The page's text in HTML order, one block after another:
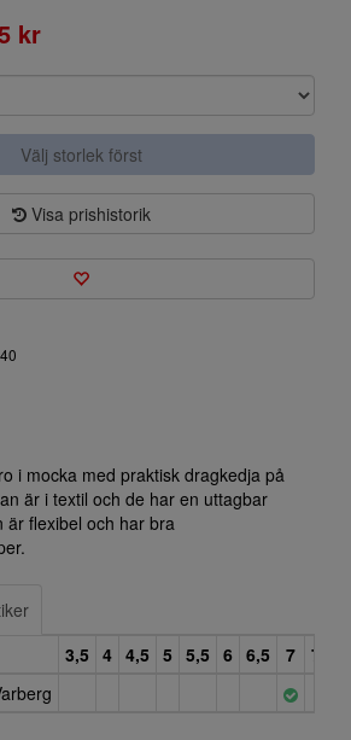
kr
Välj storlek först
Visa prishistorik
i mocka med praktisk dragkedja på
är i textil och de har en uttagbar
är flexibel och har bra
3,5 4 4,5 5 5,5 6 6,5 7
7,5